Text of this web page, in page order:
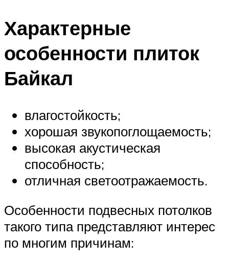
Характерные
особенности плиток
Байкал
влагостойкость;
хорошая звукопоглощаемость;
высокая акустическая
способность;
отличная светоотражаемость.
Особенности подвесных потолков
такого типа представляют интерес
по многим причинам: